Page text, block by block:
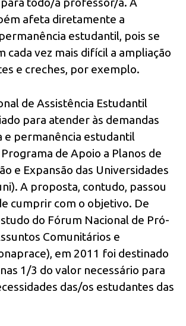
afeta diretamente a
estudantil, pois se
cada vez mais difícil a ampliação
e creches, por exemplo.
de Assistência Estudantil
para atender às demandas
e permanência estudantil
de Apoio a Planos de
e Expansão das Universidades
A proposta, contudo, passou
cumprir com o objetivo. De
do Fórum Nacional de Pró-
Comunitários e
em 2011 foi destinado
1/3 do valor necessário para
das/os estudantes das